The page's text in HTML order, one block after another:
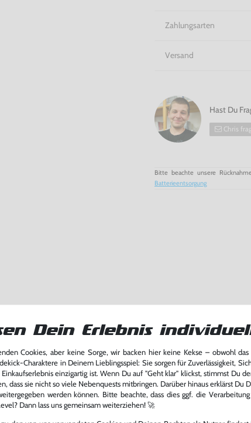
Zahlungsarten
Versand
Hast Du
Chris
Bitte beachte unsere
Batterieentsorgung
Fans und neue Entdecker
genießen kannst,
von unseren Fachkräften
Dein Erlebnis
Cookies, aber keine Sorge, wir backen hier keine Kekse – obwohl
Charaktere in Deinem Lieblingsspiel: Sie sorgen für Zuverlässigkeit,
einzigartig ist. Wenn Du auf "Geht klar" klickst, stimmst Du
dass sie nicht so viele Nebenquests mitbringen. Darüber hinaus erklärst Du
werden können. Bitte beachte, dass dies ggf. die
Dann lass uns gemeinsam weiterziehen! 🚀